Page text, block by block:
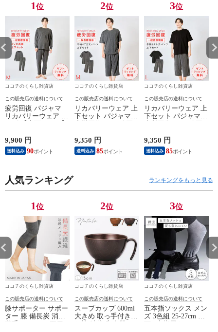
ゃれ かわいい 大
人 ブラック 黒
グレー ウール調
ワイドパンツ
ゃれ かわいい 大
人 ブラック 黒
グレー ウール調
ワイドパンツ
ゃれ かわいい 大
人 ブラック 黒
グレー ウール調
ワイドパンツ
1位
ココチのくらし雑貨店
この販売店の送料について
疲労回復 パジャマ
リカバリーウェア メ
れが取れる パジャマ
血行促進 肩こり 腰
痛対策 疲れ 軽減 ル
ゼント 敬老の日 男
性用 安眠サポート
プルデザイン 杢グレ
9,900 円
送料込み 90
2位
ココチのくらし雑貨店
この販売店の送料について
リカバリーウェア 上
下セット パジャマ
ンツ 春夏用【一般医
療機器】部屋着 肩こ
り 冷え性 疲れが取
ームウェア リカバリ
9,350 円
送料込み 85
3位
ココチのくらし雑貨店
この販売店の送料について
リカバリーウェア 上
下セット パジャマ
ンツ 春夏用【一般医
療機器】部屋着 肩こ
り 冷え性 疲れが取
パが良い お得 安い
ームウェア リカバリ
9,350 円
送料込み 85
人気ランキング ランキングをもっと見る
1位
ココチのくらし雑貨店
この販売店の送料について
膝サポーター サポー
ター 膝 備長炭 消臭
2位
ココチのくらし雑貨店
この販売店の送料について
スープカップ 600ml
大きめ 取っ手付き
3位
ココチのくらし雑貨店
この販売店の送料について
五本指ソックス メン
ズ 3色組 25-27cm 靴